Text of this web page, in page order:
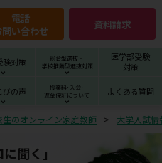
電話
問い合わせ
資料請求
験対策
総合型選抜・
学校推薦型選抜対策
医学部受験
対策
びの声
授業料･入会･
返金保証について
よくある質問
生のオンライン家庭教師 大学入試
聞く」